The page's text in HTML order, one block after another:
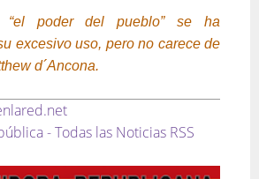
“el poder del pueblo” se ha
excesivo uso, pero no carece de
d´Ancona.
- Todas las Noticias RSS